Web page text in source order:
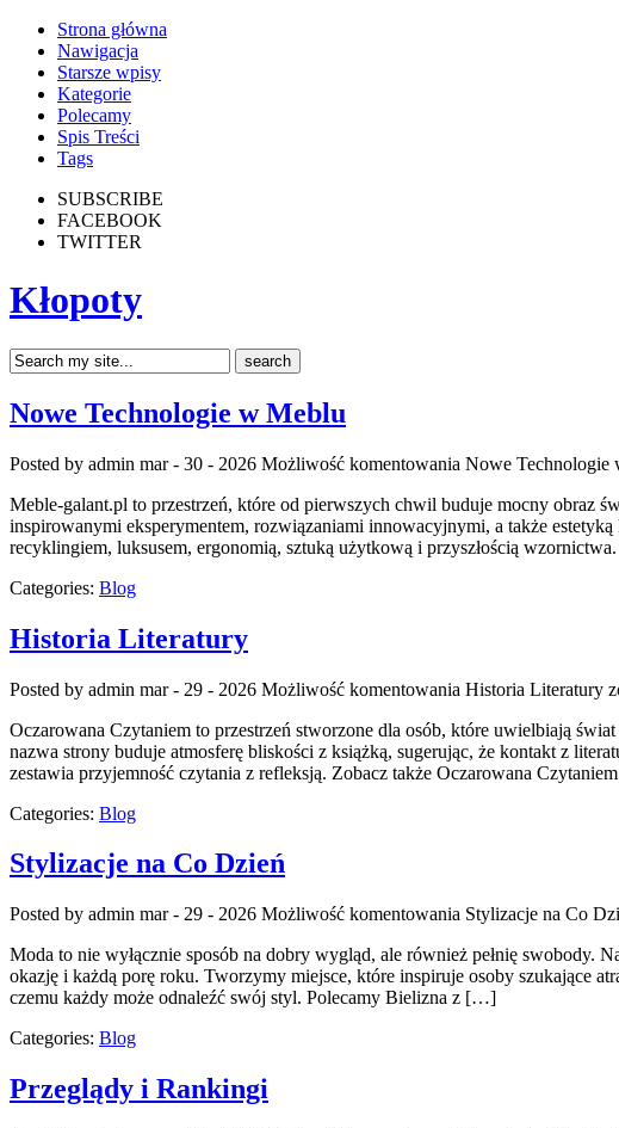
Strona główna
Nawigacja
Starsze wpisy
Kategorie
Polecamy
Spis Treści
Tags
SUBSCRIBE
FACEBOOK
TWITTER
Kłopoty
Nowe Technologie w Meblu
Posted by admin mar - 30 - 2026 Możliwość komentowania Nowe Technologie
Meble-galant.pl to przestrzeń, które od pierwszych chwil buduje mocny obraz
inspirowanymi eksperymentem, rozwiązaniami innowacyjnymi, a także
recyklingiem, luksusem, ergonomią, sztuką użytkową i przyszłością
Categories: Blog
Historia Literatury
Posted by admin mar - 29 - 2026 Możliwość komentowania Historia Literatury
Oczarowana Czytaniem to przestrzeń stworzone dla osób, które uwielbiają
nazwa strony buduje atmosferę bliskości z książką, sugerując, że kontakt z
zestawia przyjemność czytania z refleksją. Zobacz także Oczarowana
Categories: Blog
Stylizacje na Co Dzień
Posted by admin mar - 29 - 2026 Możliwość komentowania Stylizacje na Co
Moda to nie wyłącznie sposób na dobry wygląd, ale również pełnię swobody.
okazję i każdą porę roku. Tworzymy miejsce, które inspiruje osoby szukające
czemu każdy może odnaleźć swój styl. Polecamy Bielizna z […]
Categories: Blog
Przeglądy i Rankingi